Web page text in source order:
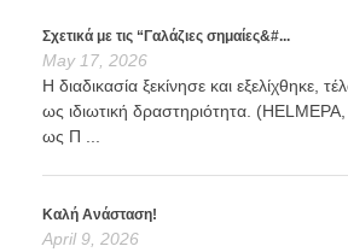
Σχετικά με τις “Γαλάζιες σημαίες&#...
May 17, 2026
Η διαδικασία ξεκίνησε και εξελίχθηκε,
ως ιδιωτική δραστηριότητα.
ως Π ...
Καλή Ανάσταση!
April 9, 2026